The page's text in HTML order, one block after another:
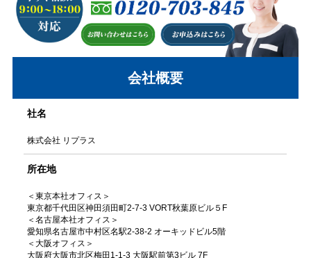
会社概要
社名
株式会社 リプラス
所在地
＜東京本社オフィス＞
東京都千代田区神田須田町2-7-3 VORT秋葉原ビル５F
＜名古屋本社オフィス＞
愛知県名古屋市中村区名駅2-38-2 オーキッドビル5階
＜大阪オフィス＞
大阪府大阪市北区梅田1-1-3 大阪駅前第3ビル 7F